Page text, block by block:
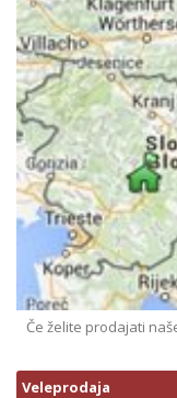
Če želite prodajati
Veleprodaja